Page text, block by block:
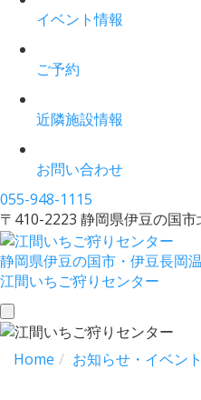
イベント情報
ご予約
近隣施設情報
お問い合わせ
055-948-1115
〒410-2223 静岡県伊豆の国
静岡県伊豆の国市・伊豆長岡
江間いちご狩りセンター
toggle
navigation
Home
お知らせ・イベン